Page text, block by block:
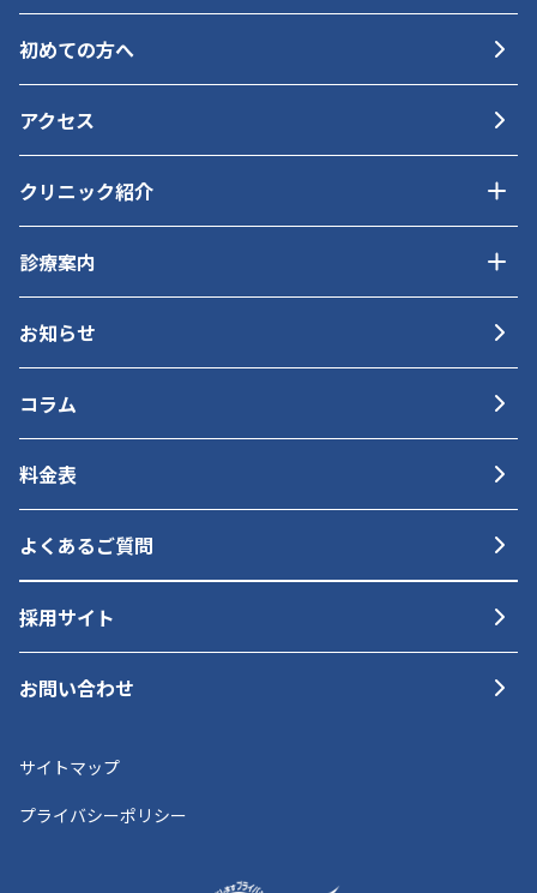
初めての方へ
アクセス
クリニック紹介
診療案内
お知らせ
コラム
料金表
よくあるご質問
採用サイト
お問い合わせ
サイトマップ
プライバシーポリシー